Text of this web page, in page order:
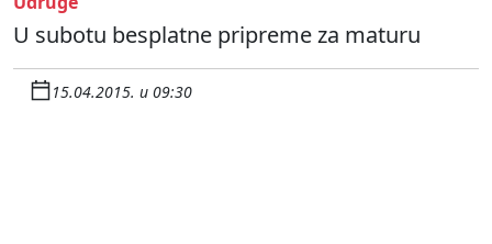
U subotu besplatne pripreme za maturu
15.04.2015. u 09:30